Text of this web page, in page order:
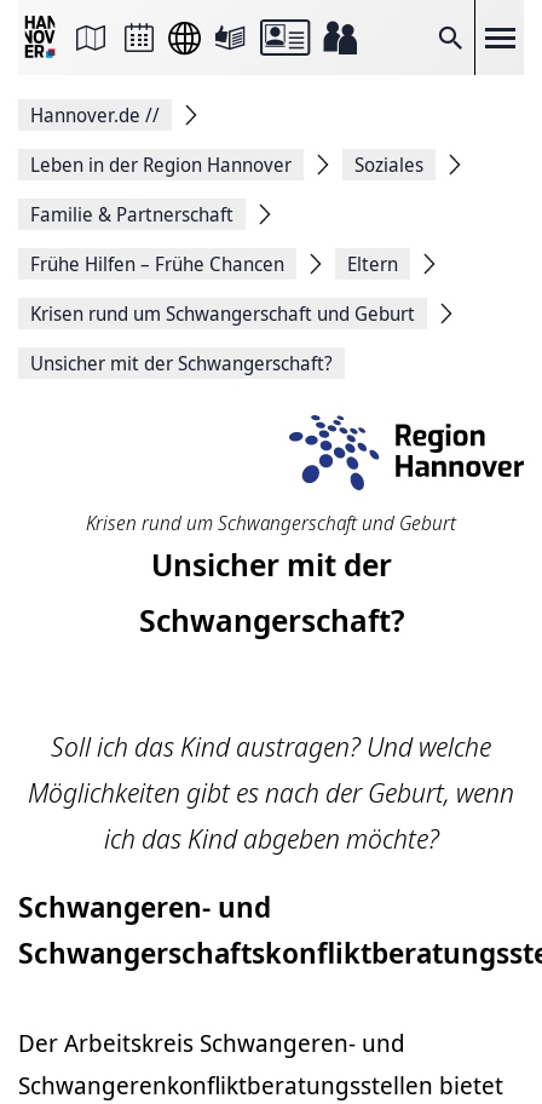
Suche
Seite
Facebook
teilen
Seitenlink
Seite
Hannover.de //
Leben in der Region Hannover
Soziales
Familie & Partnerschaft
Frühe Hilfen – Frühe Chancen
Eltern
Krisen rund um Schwangerschaft und Geburt
Unsicher mit der Schwangerschaft?
Krisen rund um Schwangerschaft und Geburt
Unsicher mit der
Schwangerschaft?
Soll ich das Kind austragen? Und welche
Möglichkeiten gibt es nach der Geburt, wenn
ich das Kind abgeben möchte?
Schwangeren- und
Der Arbeitskreis Schwangeren- und
Schwangerenkonfliktberatungsstellen bietet